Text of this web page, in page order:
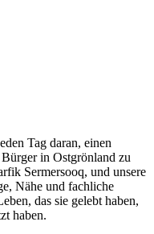
Tag daran, einen
in Ostgrönland zu
Sermersooq, und unsere
Nähe und fachliche
das sie gelebt haben,
haben.